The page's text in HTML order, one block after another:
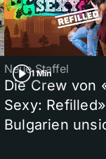
1 Min
Neue Staffel
Die Crew von
Sexy:
Bulgarien